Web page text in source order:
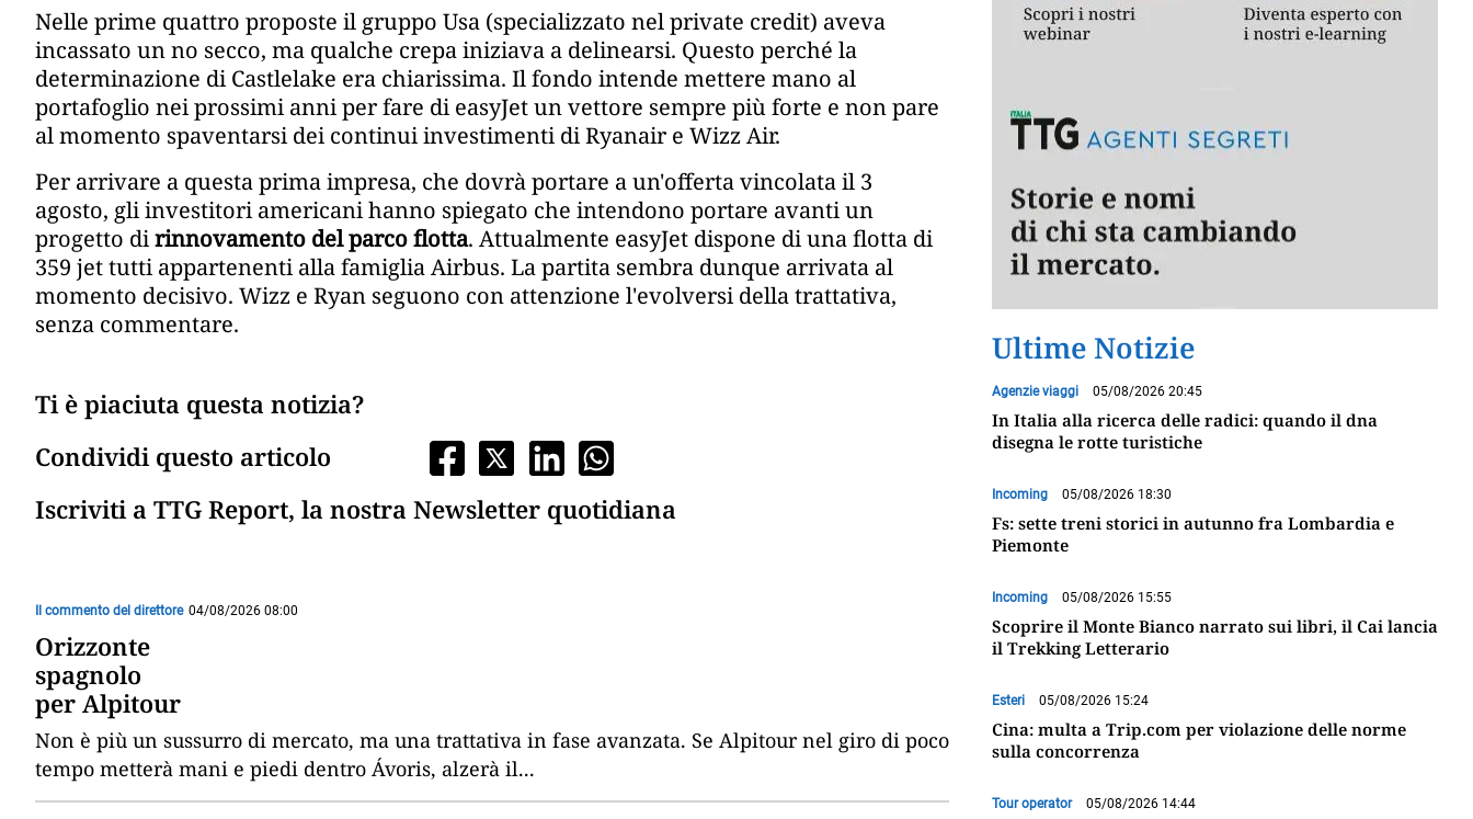
Nelle prime quattro proposte il gruppo Usa (specializzato nel private credit) aveva
incassato un no secco, ma qualche crepa iniziava a delinearsi. Questo perché la
determinazione di Castlelake era chiarissima. Il fondo intende mettere mano al
portafoglio nei prossimi anni per fare di easyJet un vettore sempre più forte e non pare
al momento spaventarsi dei continui investimenti di Ryanair e Wizz Air.
Per arrivare a questa prima impresa, che dovrà portare a un'offerta vincolata il 3
agosto, gli investitori americani hanno spiegato che intendono portare avanti un
progetto dirinnovamento del parco flotta. Attualmente easyJet dispone di una flotta di
359 jet tutti appartenenti alla famiglia Airbus. La partita sembra dunque arrivata al
momento decisivo. Wizz e Ryan seguono con attenzione l'evolversi della trattativa,
senza commentare.
Ti è piaciuta questa notizia?
Condividi questo articolo
Iscriviti a TTG Report, la nostra Newsletter quotidiana
Il commento del direttore 04/08/2026 08:00
Orizzonte
spagnolo
per Alpitour
Non è più un sussurro di mercato, ma una trattativa in fase avanzata. Se Alpitour nel giro di poco
tempo metterà mani e piedi dentro Ávoris, alzerà il...
Ultime Notizie
Agenzie viaggi 05/08/2026 20:45
In Italia alla ricerca delle radici: quando il dna
disegna le rotte turistiche
Incoming 05/08/2026 18:30
Fs: sette treni storici in autunno fra Lombardia e
Piemonte
Incoming 05/08/2026 15:55
Scoprire il Monte Bianco narrato sui libri, il Cai lancia
il Trekking Letterario
Esteri 05/08/2026 15:24
Cina: multa a Trip.com per violazione delle norme
sulla concorrenza
Tour operator 05/08/2026 14:44